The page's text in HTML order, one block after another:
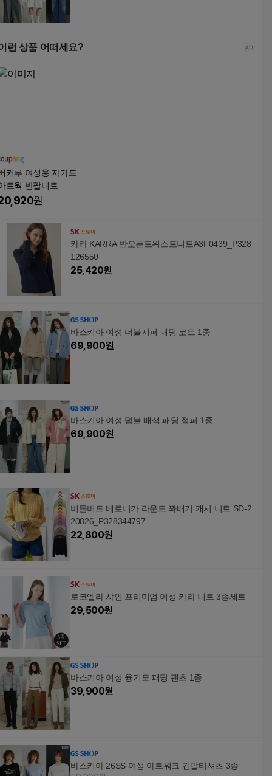
런 상품 어떠세요?
커루 여성용 자가드
트웍 반팔니트
원
카라 KARRA 반오픈트위스트니트A3F0439_P328
126550
25,420원
바스키아 여성 더블지퍼 패딩 코트 1종
69,900원
바스키아 여성 덤블 배색 패딩 점퍼 1종
69,900원
비틀버드 베로니카 라운드 꽈배기 캐시 니트 SD-2
20826_P328344797
22,800원
로코엘라 샤인 프리미엄 여성 카라 니트 3종세트
29,500원
바스키아 여성 융기모 패딩 팬츠 1종
39,900원
바스키아 26SS 여성 아트워크 긴팔티셔츠 3종